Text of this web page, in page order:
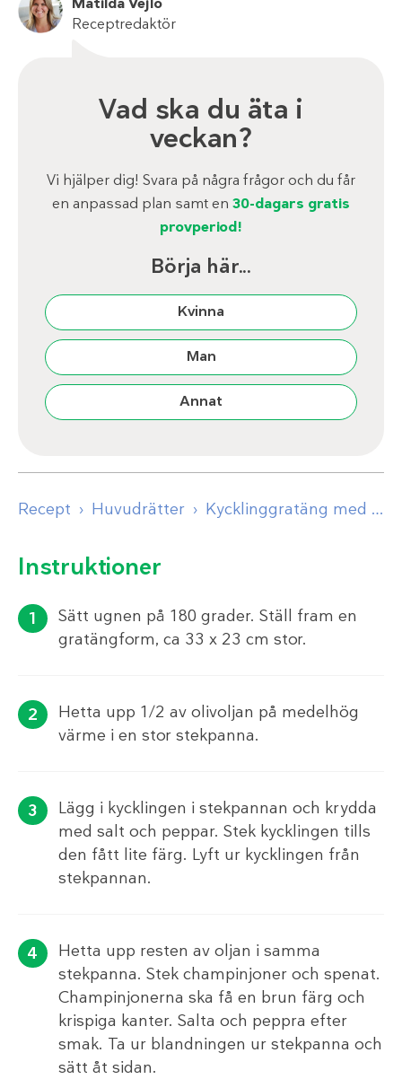
Receptredaktör
Vad ska du äta i
veckan?
Vi hjälper dig! Svara på några frågor och du får
en anpassad plan samt en 30-dagars gratis
provperiod!
Börja här...
Kvinna
Man
Annat
Recept Huvudrätter Kycklinggratäng med champinjoner
Instruktioner
Sätt ugnen på 180 grader. Ställ fram en
gratängform, ca 33 x 23 cm stor.
Hetta upp 1/2 av olivoljan på medelhög
värme i en stor stekpanna.
Lägg i kycklingen i stekpannan och krydda
med salt och peppar. Stek kycklingen tills
den fått lite färg. Lyft ur kycklingen från
stekpannan.
Hetta upp resten av oljan i samma
stekpanna. Stek champinjoner och spenat.
Champinjonerna ska få en brun färg och
krispiga kanter. Salta och peppra efter
smak. Ta ur blandningen ur stekpanna och
sätt åt sidan.